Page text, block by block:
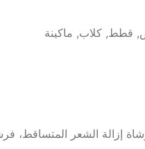
, قطط, كلاب, ماكينة
إزالة الشعر المتساقط،